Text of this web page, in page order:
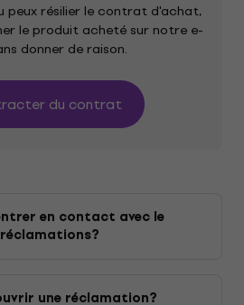
peux résilier le contrat d'achat,
le produit acheté sur notre e-
donner de raison.
du contrat
en contact avec le
ou en envoyant
une réclamation?